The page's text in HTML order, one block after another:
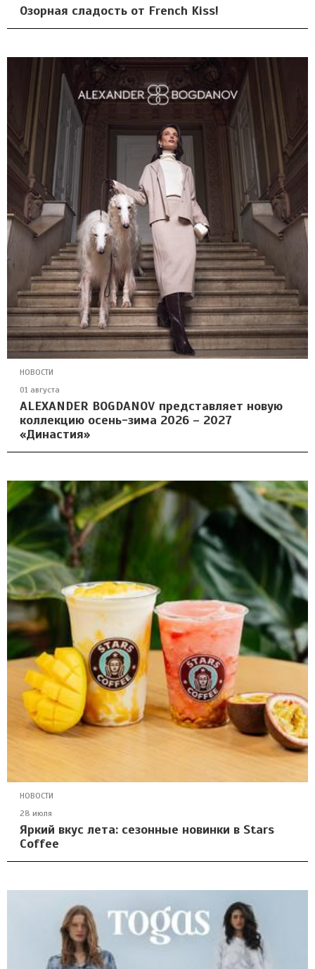
Озорная сладость от French Kiss!
НОВОСТИ
01 августа
ALEXANDER BOGDANOV представляет новую
коллекцию осень-зима 2026 – 2027
«Династия»
НОВОСТИ
28 июля
Яркий вкус лета: сезонные новинки в Stars
Coffee